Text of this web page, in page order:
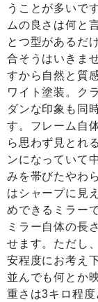
うことが多いで
ムの良さは何と
とつ型があるだ
合そうはいきま
すから自然と質
ワイト塗装。ク
ダンな印象も同
す。フレーム自
ら思わず見とれ
ンになっていて
みを帯びたやわ
はシャープに見
めできるミラーで
ミラー自体の長
せます。ただし
安程度にお考え
並んでも何とか
重さは3キロ程